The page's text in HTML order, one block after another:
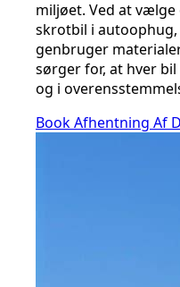
miljøet. Ved at
skrotbil i
genbruger
sørger for, at hver
og i
Book Afhentning Af